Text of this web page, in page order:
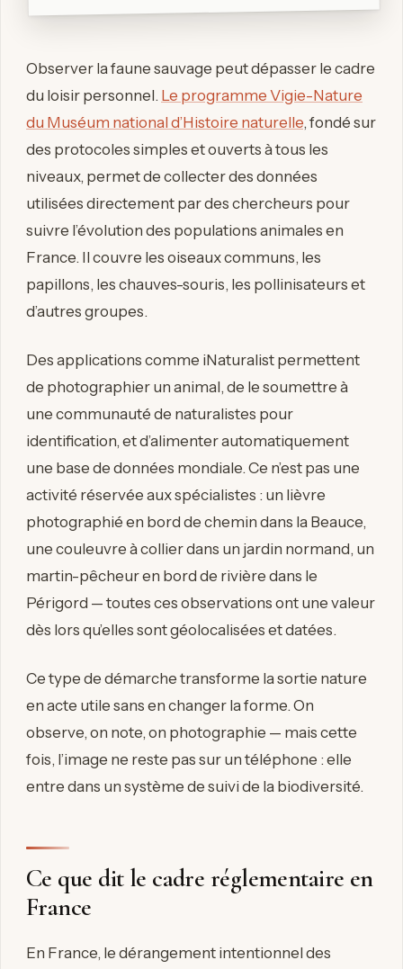
Observer la faune sauvage peut dépasser le cadre
du loisir personnel. Le programme Vigie-Nature
du Muséum national d’Histoire naturelle, fondé sur
des protocoles simples et ouverts à tous les
niveaux, permet de collecter des données
utilisées directement par des chercheurs pour
suivre l’évolution des populations animales en
France. Il couvre les oiseaux communs, les
papillons, les chauves-souris, les pollinisateurs et
d’autres groupes.
Des applications comme iNaturalist permettent
de photographier un animal, de le soumettre à
une communauté de naturalistes pour
identification, et d’alimenter automatiquement
une base de données mondiale. Ce n’est pas une
activité réservée aux spécialistes : un lièvre
photographié en bord de chemin dans la Beauce,
une couleuvre à collier dans un jardin normand, un
martin-pêcheur en bord de rivière dans le
Périgord — toutes ces observations ont une valeur
dès lors qu’elles sont géolocalisées et datées.
Ce type de démarche transforme la sortie nature
en acte utile sans en changer la forme. On
observe, on note, on photographie — mais cette
fois, l’image ne reste pas sur un téléphone : elle
entre dans un système de suivi de la biodiversité.
Ce que dit le cadre réglementaire en
France
En France, le dérangement intentionnel des